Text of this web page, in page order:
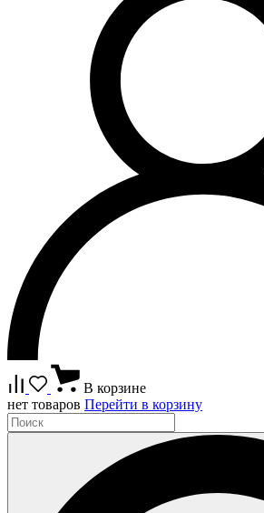
В корзине
нет товаров Перейти в корзину